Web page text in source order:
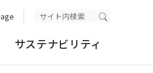
検索実行
サステナビリティ